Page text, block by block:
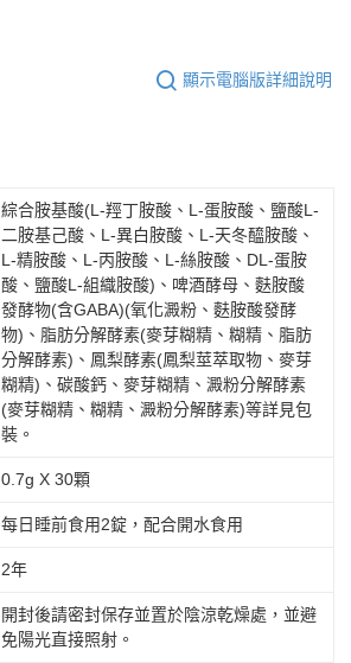
查看運費
顯示電腦版詳細說明
綜合胺基酸(L-羥丁胺酸、L-蛋胺酸、鹽酸L-
二胺基己酸、L-異白胺酸、L-天冬醯胺酸、
L-精胺酸、L-丙胺酸、L-絲胺酸、DL-蛋胺
酸、鹽酸L-組織胺酸)、啤酒酵母、麩胺酸
發酵物(含GABA)(氧化澱粉、麩胺酸發酵
物)、脂肪分解酵素(麥芽糊精、糊精、脂肪
分解酵素)、鳳梨酵素(鳳梨莖萃取物、麥芽
糊精)、碳酸鈣、麥芽糊精、澱粉分解酵素
(麥芽糊精、糊精、澱粉分解酵素)等詳見包
裝。
0.7g X 30顆
每日睡前食用2錠，配合開水食用
2年
開封後請密封保存並置於陰涼乾燥處，並避
免陽光直接照射。